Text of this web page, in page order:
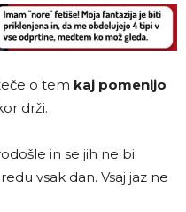
o tem kaj pomenijo
drži.
in se jih ne bi
vsak dan. Vsaj jaz ne